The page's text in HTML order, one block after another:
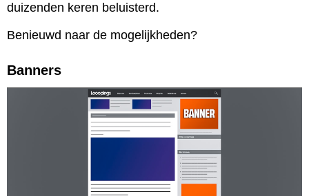
duizenden keren beluisterd.
Benieuwd naar de mogelijkheden?
Banners